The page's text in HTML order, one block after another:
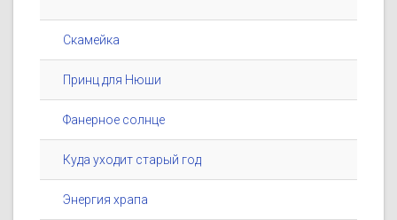
Скамейка
Принц для Нюши
Фанерное солнце
Куда уходит старый год
Энергия храпа